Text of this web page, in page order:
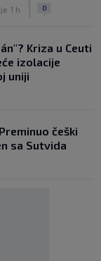
1 h 0
Kriza u Ceuti
izolacije
uniji
češki
sa Sutvida